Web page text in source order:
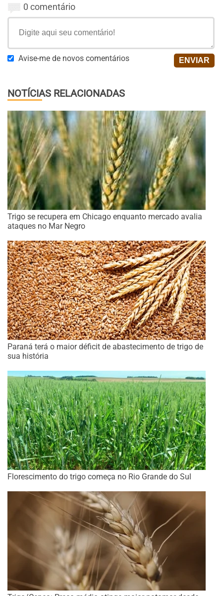
0 comentário
Avise-me de novos comentários
NOTÍCIAS RELACIONADAS
Trigo se recupera em Chicago enquanto mercado avalia
ataques no Mar Negro
Paraná terá o maior déficit de abastecimento de trigo de
sua história
Florescimento do trigo começa no Rio Grande do Sul